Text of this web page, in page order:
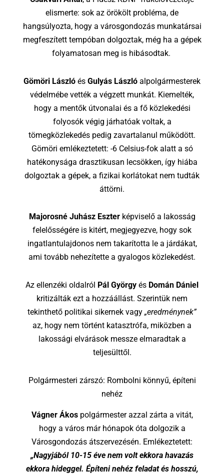
elismerte: sok az örökölt probléma, de
hangsúlyozta, hogy a városgondozás munkatársai
megfeszített tempóban dolgoztak, még ha a gépek
folyamatosan meg is hibásodtak.
Gömöri László és Gulyás László alpolgármesterek
védelmébe vették a végzett munkát. Kiemelték,
hogy a mentők útvonalai és a fő közlekedési
folyosók végig járhatóak voltak, a
tömegközlekedés pedig zavartalanul működött.
Gömöri emlékeztetett: -6 Celsius-fok alatt a só
hatékonysága drasztikusan lecsökken, így hiába
dolgoztak a gépek, a fizikai korlátokat nem tudták
áttörni.
Majorosné Juhász Eszterképviselő a lakosság
felelősségére is kitért, megjegyezve, hogy sok
ingatlantulajdonos nem takarította le a járdákat,
ami tovább nehezítette a gyalogos közlekedést.
Az ellenzéki oldalról Pál György és Domán Dániel
kritizálták ezt a hozzáállást. Szerintük nem
tekinthető politikai sikernek vagy „eredménynek”
az, hogy nem történt katasztrófa, miközben a
lakossági elvárások messze elmaradtak a
teljesülttől.
Polgármesteri zárszó: Rombolni könnyű, építeni
nehéz
Vágner Ákospolgármester azzal zárta a vitát,
hogy a város már hónapok óta dolgozik a
Városgondozás átszervezésén. Emlékeztetett:
„Nagyjából 10-15 éve nem volt ekkora havazás
ekkora hideggel. Építeni nehéz feladat és hosszú,